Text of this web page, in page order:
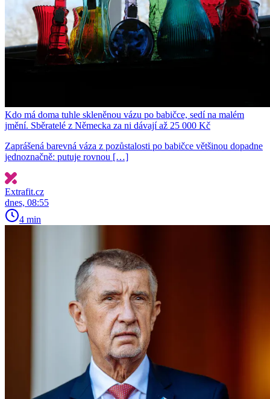
Kdo má doma tuhle skleněnou vázu po babičce, sedí na malém
jmění. Sběratelé z Německa za ni dávají až 25 000 Kč
Zaprášená barevná váza z pozůstalosti po babičce většinou dopadne
jednoznačně: putuje rovnou […]
Extrafit.cz
dnes, 08:55
4 min